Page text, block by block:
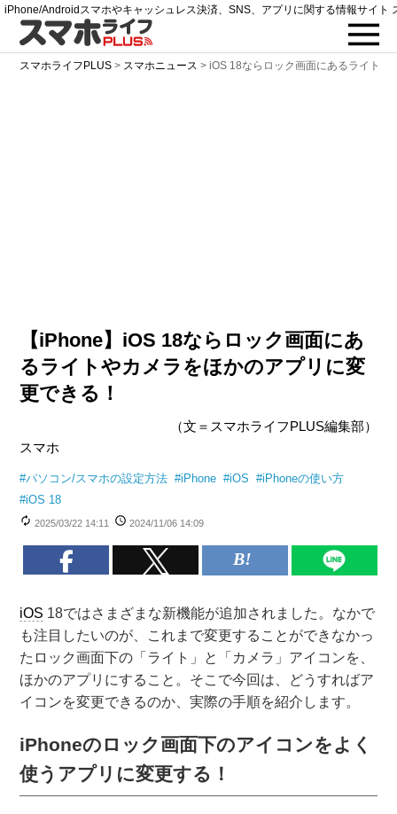
iPhone/Androidスマホやキャッシュレス決済、SNS、アプリに関する情報サイト
スマホライフPLUS > スマホニュース >iOS 18ならロック画面にあるライトや
【iPhone】iOS 18ならロック画面にあ
るライトやカメラをほかのアプリに変
更できる！
（文＝スマホライフPLUS編集部）
スマホ
#パソコン/スマホの設定方法 #iPhone #iOS #iPhoneの使い方
#iOS 18
2025/03/22 14:11 2024/11/06 14:09
iOS 18ではさまざまな新機能が追加されました。なかで
も注目したいのが、これまで変更することができなかっ
たロック画面下の「ライト」と「カメラ」アイコンを、
ほかのアプリにすること。そこで今回は、どうすればア
イコンを変更できるのか、実際の手順を紹介します。
iPhoneのロック画面下のアイコンをよく
使うアプリに変更する！